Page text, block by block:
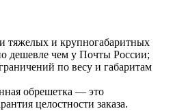
тяжелых и крупногабаритных
дешевле чем у Почты России;
по весу и габаритам
обрешетка — это
целостности заказа.